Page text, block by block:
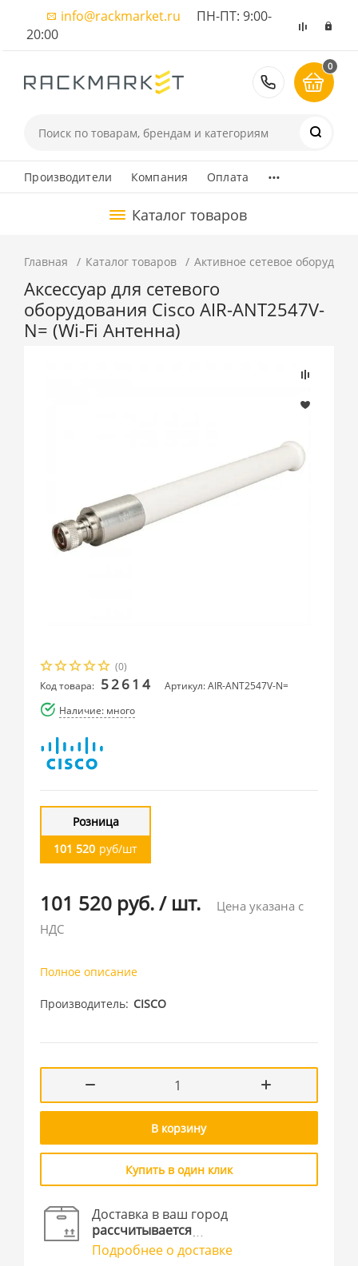
info@rackmarket.ru ПН-ПТ: 9:00-
20:00
8 (495)
0
Производители Компания Оплата ...
Каталог товаров
Главная Каталог товаров Активное сетевое
Аксессуар для сетевого
оборудования Cisco AIR-ANT2547V-
N= (Wi-Fi Антенна)
(0)
Код товара: 52614
Артикул: AIR-ANT2547V-N=
Наличие: много
Розница
101 520 руб/шт
101 520 руб./ шт.
Цена указана с
НДС
Полное описание
Производитель CISCO
В корзину
Купить в один клик
Доставка в ваш город
рассчитывается
Подробнее о доставке